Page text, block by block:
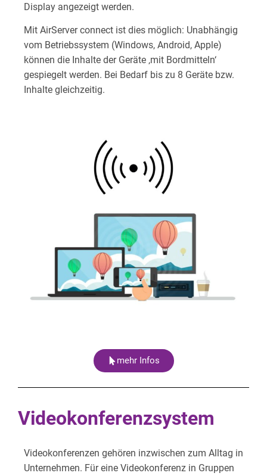
Display angezeigt werden.
Mit AirServer connect ist dies möglich: Unabhängig
vom Betriebssystem (Windows, Android, Apple)
können die Inhalte der Geräte ‚mit Bordmitteln‘
gespiegelt werden. Bei Bedarf bis zu 8 Geräte bzw.
Inhalte gleichzeitig.
mehr Infos
Videokonferenzsystem
Videokonferenzen gehören inzwischen zum Alltag in
Unternehmen. Für eine Videokonferenz in Gruppen